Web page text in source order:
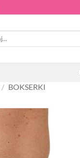
/ BOKSERKI